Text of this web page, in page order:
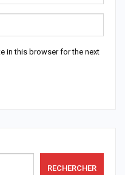
in this browser for the next
RECHERCHER